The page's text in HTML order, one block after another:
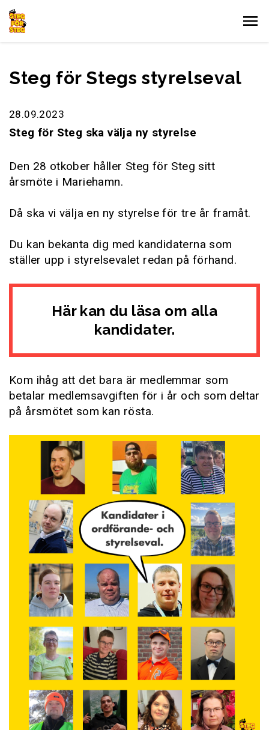
Gå till innehållet
Steg för Stegs styrelseval
28.09.2023
Steg för Steg ska välja ny styrelse
Den 28 otkober håller Steg för Steg sitt
årsmöte i Mariehamn.
Då ska vi välja en ny styrelse för tre år framåt.
Du kan bekanta dig med kandidaterna som
ställer upp i styrelsevalet redan på förhand.
Här kan du läsa om alla
kandidater.
Kom ihåg att det bara är medlemmar som
betalar medlemsavgiften för i år och som deltar
på årsmötet som kan rösta.